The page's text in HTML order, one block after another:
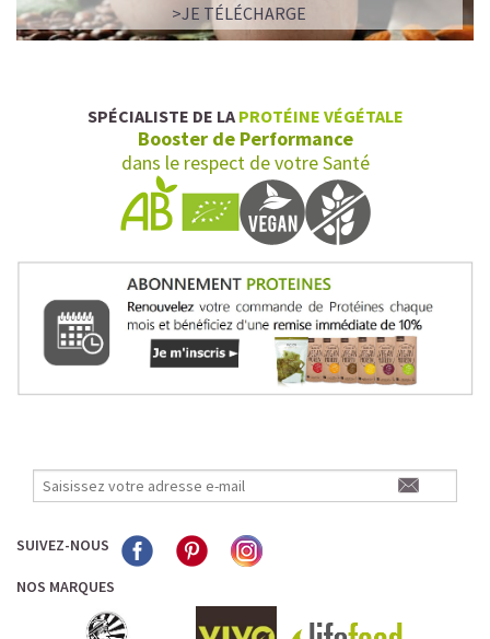
>JE TÉLÉCHARGE
SPÉCIALISTE DE LA PROTÉINE VÉGÉTALE
Booster de Performance
dans le respect de votre Santé
SUIVEZ-NOUS
NOS MARQUES